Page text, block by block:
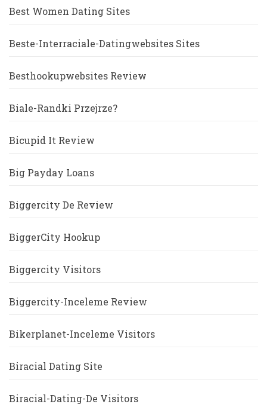
Best Women Dating Sites
Beste-Interraciale-Datingwebsites Sites
Besthookupwebsites Review
Biale-Randki Przejrze?
Bicupid It Review
Big Payday Loans
Biggercity De Review
BiggerCity Hookup
Biggercity Visitors
Biggercity-Inceleme Review
Bikerplanet-Inceleme Visitors
Biracial Dating Site
Biracial-Dating-De Visitors